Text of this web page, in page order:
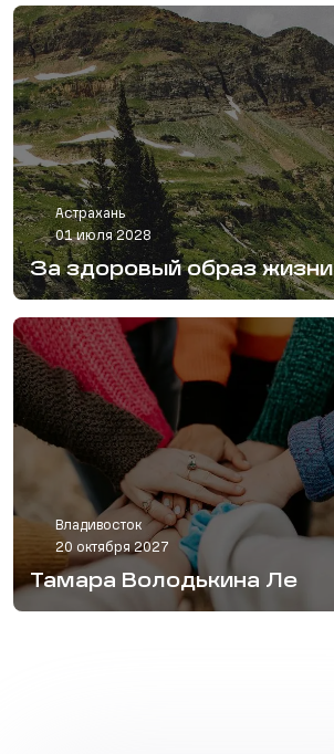
Астрахань
01 июля 2028
За здоровый образ жизни
Владивосток
20 октября 2027
Тамара Володькина Ле